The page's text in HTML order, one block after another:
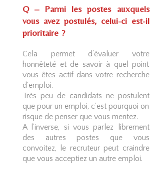
Q – Parmi les postes auxquels
vous avez postulés, celui-ci est-il
prioritaire ?
Cela permet d’évaluer votre
honnêteté et de savoir à quel point
vous êtes actif dans votre recherche
d’emploi.
Très peu de candidats ne postulent
que pour un emploi, c’est pourquoi on
risque de penser que vous mentez.
A l’inverse, si vous parlez librement
des autres postes que vous
convoitez, le recruteur peut craindre
que vous acceptiez un autre emploi.